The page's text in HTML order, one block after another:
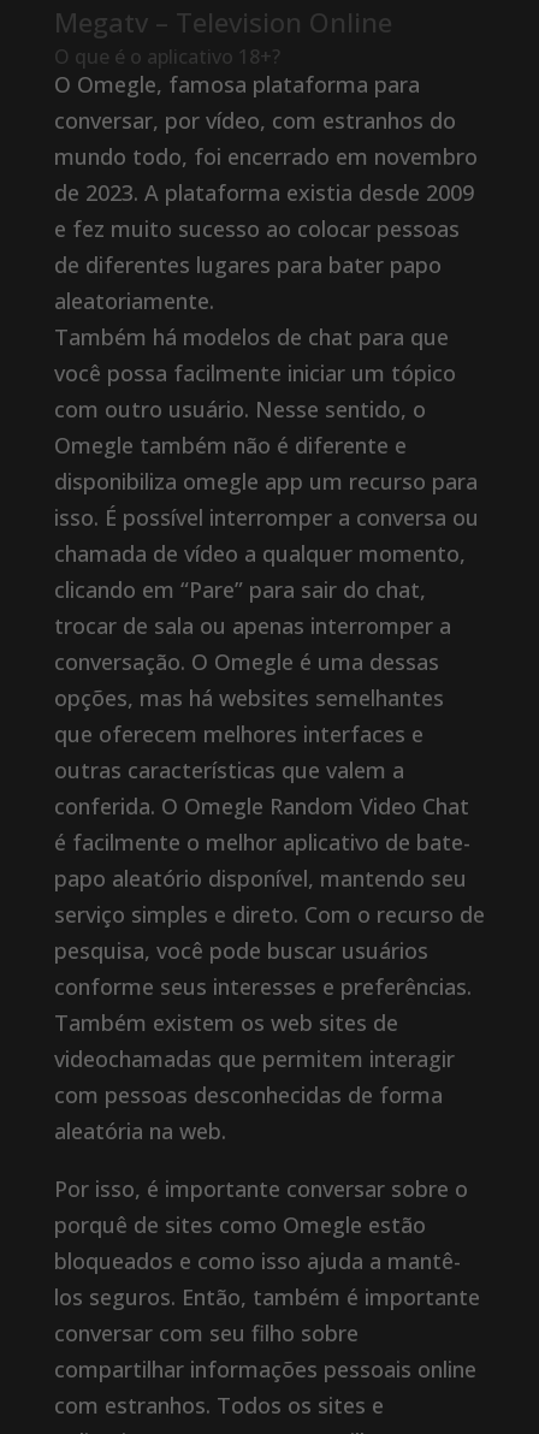
Megatv – Television Online
O que é o aplicativo 18+?
O Omegle, famosa plataforma para
conversar, por vídeo, com estranhos do
mundo todo, foi encerrado em novembro
de 2023. A plataforma existia desde 2009
e fez muito sucesso ao colocar pessoas
de diferentes lugares para bater papo
aleatoriamente.
Também há modelos de chat para que
você possa facilmente iniciar um tópico
com outro usuário. Nesse sentido, o
Omegle também não é diferente e
disponibiliza omegle app um recurso para
isso. É possível interromper a conversa ou
chamada de vídeo a qualquer momento,
clicando em “Pare” para sair do chat,
trocar de sala ou apenas interromper a
conversação. O Omegle é uma dessas
opções, mas há websites semelhantes
que oferecem melhores interfaces e
outras características que valem a
conferida. O Omegle Random Video Chat
é facilmente o melhor aplicativo de bate-
papo aleatório disponível, mantendo seu
serviço simples e direto. Com o recurso de
pesquisa, você pode buscar usuários
conforme seus interesses e preferências.
Também existem os web sites de
videochamadas que permitem interagir
com pessoas desconhecidas de forma
aleatória na web.
Por isso, é importante conversar sobre o
porquê de sites como Omegle estão
bloqueados e como isso ajuda a mantê-
los seguros. Então, também é importante
conversar com seu filho sobre
compartilhar informações pessoais online
com estranhos. Todos os sites e